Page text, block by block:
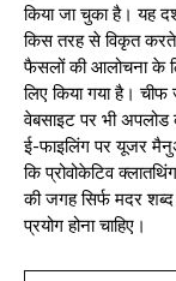
किया जा चुका है। यह
किस तरह से विकृत
फैसलों की आलोचना के
लिए किया गया है।
वेबसाइट पर भी अपलोड
ई-फाइलिंग पर यूजर
कि प्रोवोकेटिव
की जगह सिर्फ मदर
प्रयोग होना चाहिए।